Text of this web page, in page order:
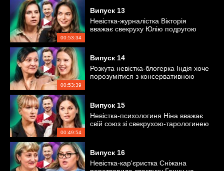
00:53:34
Випуск 13
Невістка-журналістка Вікторія
вважає свекруху Юлію подругою
00:53:39
Випуск 14
Розкута невістка-блогерка Індія хоче
порозумітися з консервативною
00:49:54
Випуск 15
Невістка-психологиня Ніна вважає
свій союз зі свекрухою-тарологинею
Випуск 16
Невістка-кар'єристка Сніжана